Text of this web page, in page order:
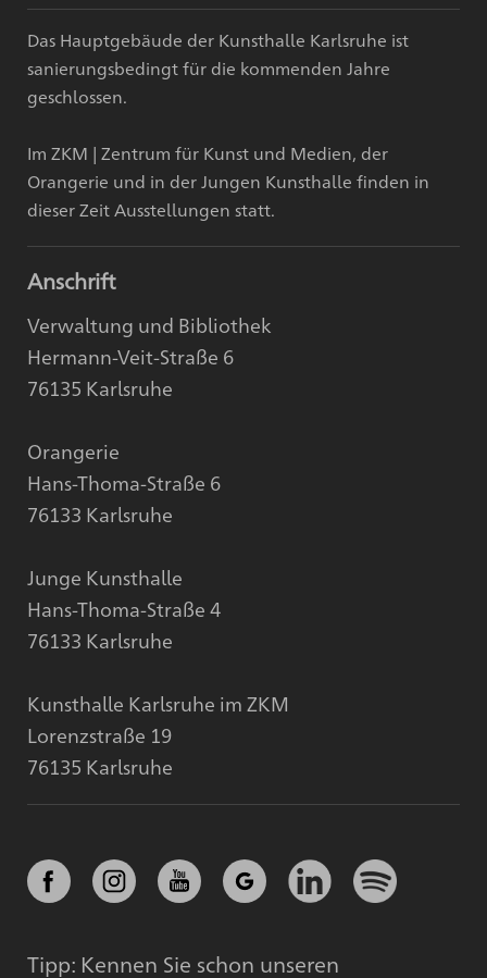
Das Hauptgebäude der Kunsthalle Karlsruhe ist
sanierungsbedingt für die kommenden Jahre
geschlossen.
Im ZKM | Zentrum für Kunst und Medien, der
Orangerie und in der Jungen Kunsthalle finden in
dieser Zeit Ausstellungen statt.
Anschrift
Verwaltung und Bibliothek
Hermann-Veit-Straße 6
76135 Karlsruhe
Orangerie
Hans-Thoma-Straße 6
76133 Karlsruhe
Junge Kunsthalle
Hans-Thoma-Straße 4
76133 Karlsruhe
Kunsthalle Karlsruhe im ZKM
Lorenzstraße 19
76135 Karlsruhe
Tipp: Kennen Sie schon unseren